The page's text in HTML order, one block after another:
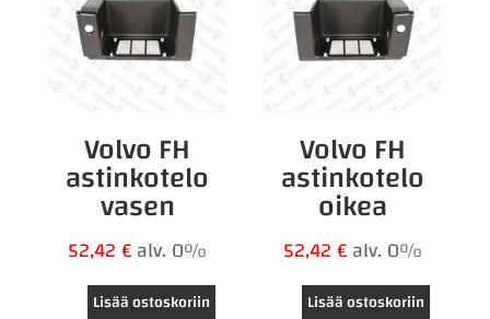
Volvo FH
astinkotelo
vasen
52,42€alv. 0%
Lisää ostoskoriin
Volvo FH
astinkotelo
oikea
52,42€alv. 0%
Lisää ostoskoriin